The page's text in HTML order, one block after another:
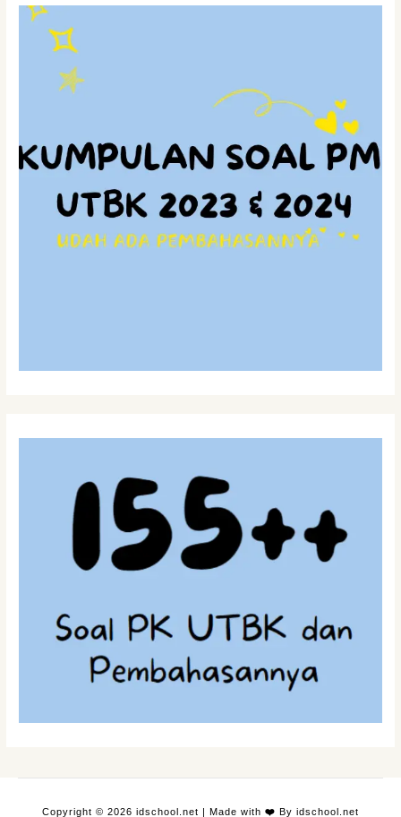
Copyright © 2026 idschool.net | Made with ❤️ By idschool.net